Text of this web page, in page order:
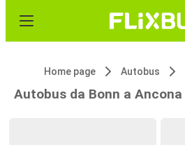
Home page Autobus
Autobus da Bonn a Ancona